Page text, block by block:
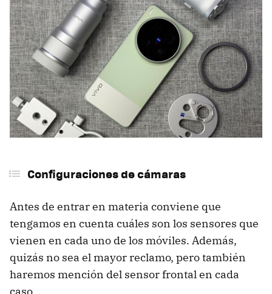
Teleobjetivo
Cámara ultra gran angular
Los accesorios
Precios
En resumen:
Ficha técnica con las principales diferencias entre el
Vivo X300 Ultra y el Xiaomi 17 Ultra
Configuraciones de cámaras
Antes de entrar en materia conviene que
tengamos en cuenta cuáles son los sensores que
vienen en cada uno de los móviles. Además,
quizás no sea el mayor reclamo, pero también
haremos mención del sensor frontal en cada
caso.